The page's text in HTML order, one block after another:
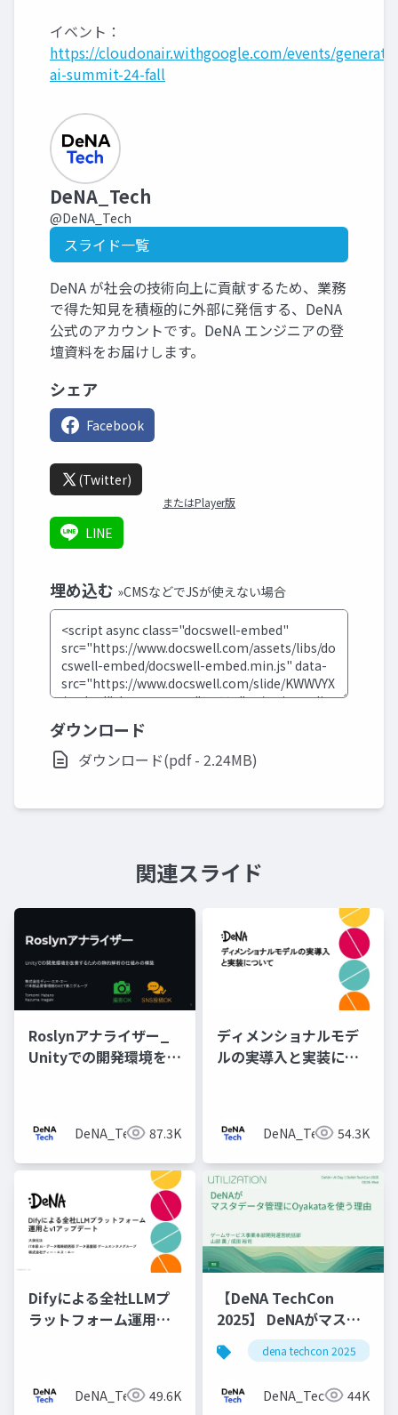
イベント：
https://cloudonair.withgoogle.com/events/
ai-summit-24-fall
DeNA_Tech
@DeNA_Tech
スライド一覧
DeNA が社会の技術向上に貢献するため、業務
で得た知見を積極的に外部に発信する、DeNA
公式のアカウントです。DeNA エンジニアの登
壇資料をお届けします。
シェア
Facebook
(Twitter)
またはPlayer版
LINE
埋め込む »CMSなどでJSが使えない場合
ダウンロード
ダウンロード(pdf - 2.24MB)
関連スライド
Roslynアナライザー_
Unityでの開発環境を改
DeNA_Tech 87.3K
ディメンショナルモデ
ルの実導入と実装につ
DeNA_Tech 54.3K
Difyによる全社LLMプ
ラットフォーム運用と
DeNA_Tech 49.6K
【DeNA TechCon
2025】 DeNAがマスタ
データ管理にOyakata
を使う理由
dena techcon 2025
DeNA_Tech 44K